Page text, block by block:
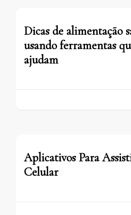
Dicas de alimentação
usando ferramentas
ajudam
Aplicativos Para
Celular